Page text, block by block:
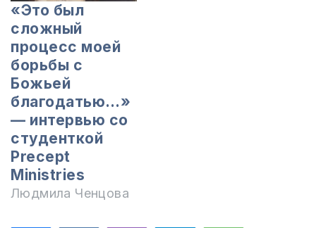
«Это был
сложный
процесс моей
борьбы с
Божьей
благодатью…»
— интервью со
студенткой
Precept
Ministries
Людмила Ченцова